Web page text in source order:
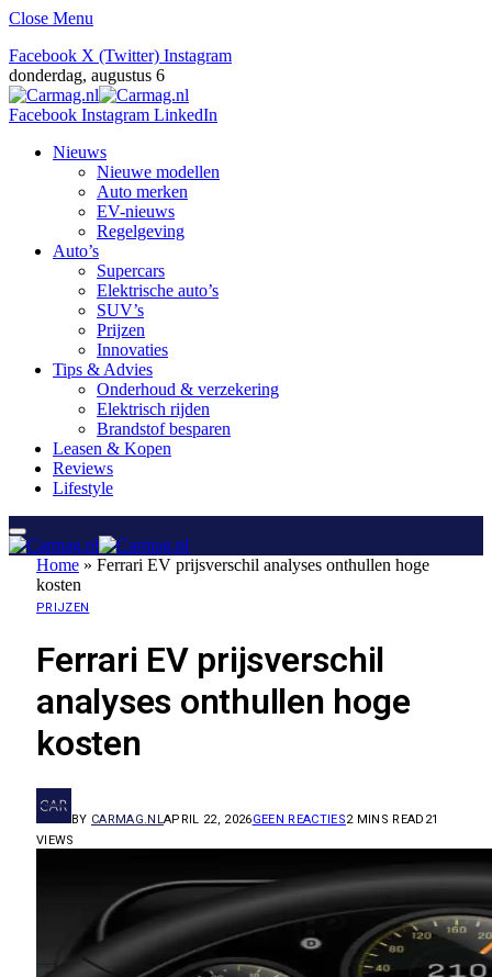
Close Menu
Facebook X (Twitter) Instagram
donderdag, augustus 6
Facebook Instagram LinkedIn
Nieuws
Nieuwe modellen
Auto merken
EV-nieuws
Regelgeving
Auto’s
Supercars
Elektrische auto’s
SUV’s
Prijzen
Innovaties
Tips & Advies
Onderhoud & verzekering
Elektrisch rijden
Brandstof besparen
Leasen & Kopen
Reviews
Lifestyle
Home » Ferrari EV prijsverschil analyses onthullen hoge
kosten
PRIJZEN
Ferrari EV prijsverschil
analyses onthullen hoge
kosten
BY CARMAG.NLAPRIL 22, 2026GEEN REACTIES2 MINS READ 21
VIEWS